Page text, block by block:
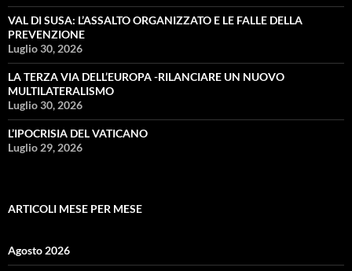
VAL DI SUSA: L’ASSALTO ORGANIZZATO E LE FALLE DELLA
PREVENZIONE
Luglio 30, 2026
LA TERZA VIA DELL’EUROPA -RILANCIARE UN NUOVO
MULTILATERALISMO
Luglio 30, 2026
L’IPOCRISIA DEL VATICANO
Luglio 29, 2026
ARTICOLI MESE PER MESE
Agosto 2026